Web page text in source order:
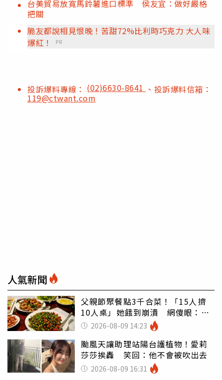
台美貿易放寬馬鈴薯進口標準 侯友宜：做好嚴格
把關
脆友都說相見恨晚！苦甜72%比利時巧克力 大人味
爆紅！
PR
投訴爆料專線： (02)6630-8641 、投訴爆料信箱：
119@ctwant.com
人氣新聞
父親節聚餐點3千合菜！「15人擠
10人桌」她餓到崩潰 網傻眼：讓
店家看笑話
2026-08-09 14:23
颱風天讓助理站陽台護植物！愛莉
莎莎挨轟 笑回：他不會被吹出去
2026-08-09 16:31